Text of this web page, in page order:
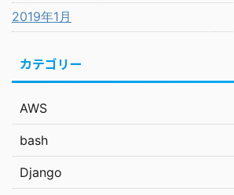
2019年1月
カテゴリー
AWS
bash
Django